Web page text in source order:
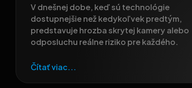
V dnešnej dobe, keď sú technológie
dostupnejšie než kedykoľvek predtým,
predstavuje hrozba skrytej kamery alebo
odposluchu reálne riziko pre každého.
Čítať viac...